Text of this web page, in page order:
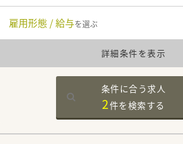
雇用形態 / 給与を選ぶ
詳細条件を表示
条件に合う求人
2件を検索する